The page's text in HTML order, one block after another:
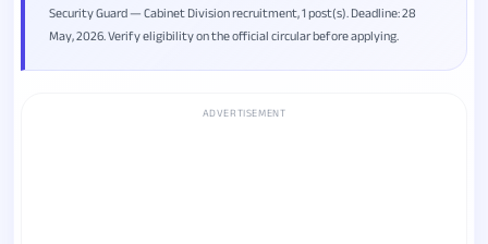
Security Guard — Cabinet Division recruitment, 1 post(s). Deadline: 28
May, 2026. Verify eligibility on the official circular before applying.
ADVERTISEMENT